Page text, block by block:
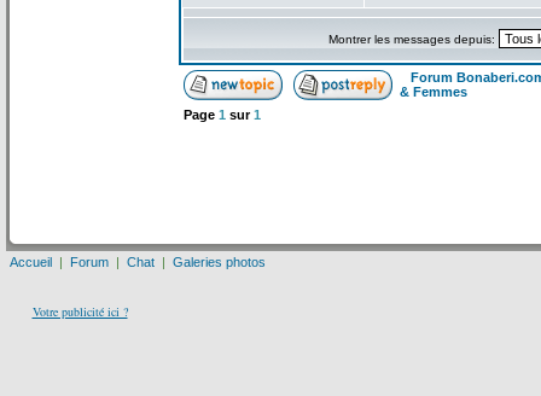
Montrer les messages depuis:
Forum
& Femmes
Page 1 sur1
Accueil | Forum | Chat | Galeries photos
Votre publicité ici ?